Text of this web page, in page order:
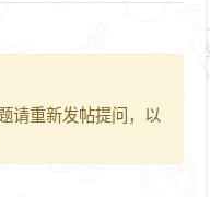
请重新发帖提问，以